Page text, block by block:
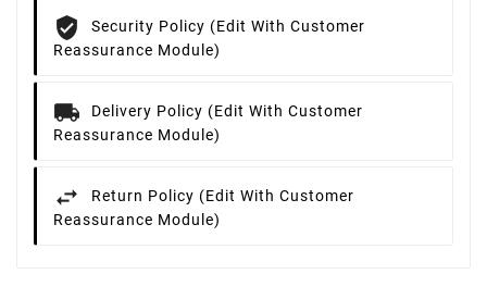
Security Policy (edit With Customer
Reassurance Module)
Delivery Policy (edit With Customer
Reassurance Module)
Return Policy (edit With Customer
Reassurance Module)